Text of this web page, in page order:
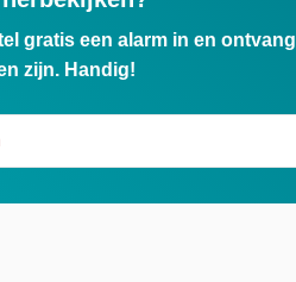
gratis een alarm in en
zijn. Handig!